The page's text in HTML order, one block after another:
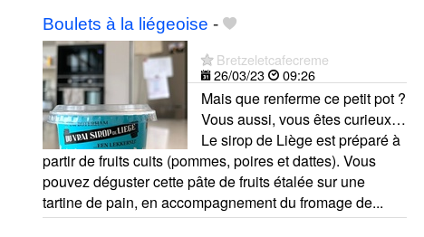
Boulets à la liégeoise -
Bretzeletcafecreme
26/03/23
09:26
Mais que renferme ce petit pot ?
Vous aussi, vous êtes curieux…
Le sirop de Liège est préparé à
partir de fruits cuits (pommes, poires et dattes). Vous
pouvez déguster cette pâte de fruits étalée sur une
tartine de pain, en accompagnement du fromage de...